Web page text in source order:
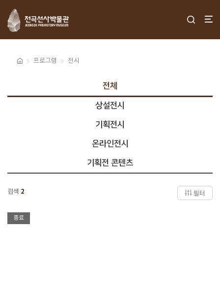
프로그램 전시
전체
상설전시
기획전시
온라인전시
기획전 콘텐츠
검색 2 필터
종료